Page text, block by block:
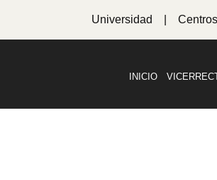
Universidad Centros
INICIO